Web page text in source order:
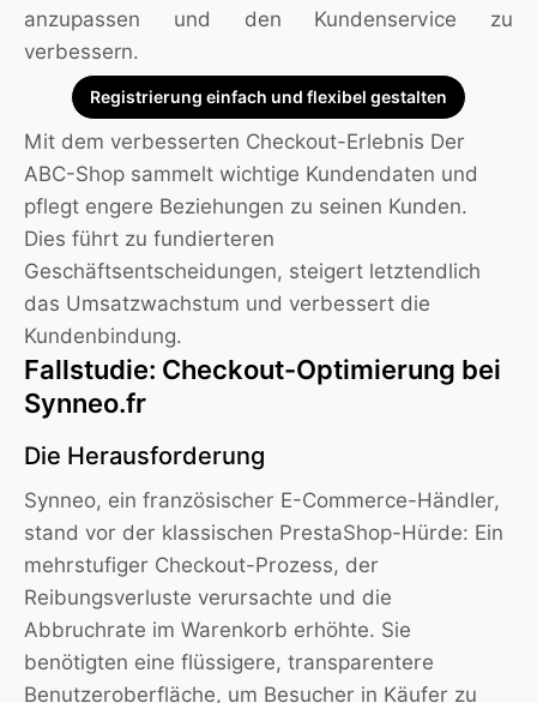
anzupassen und den Kundenservice zu
verbessern.
Registrierung einfach und flexibel gestalten
Mit dem verbesserten Checkout-Erlebnis Der
ABC-Shop sammelt wichtige Kundendaten und
pflegt engere Beziehungen zu seinen Kunden.
Dies führt zu fundierteren
Geschäftsentscheidungen, steigert letztendlich
das Umsatzwachstum und verbessert die
Kundenbindung.
Fallstudie: Checkout-Optimierung bei
Synneo.fr
Die Herausforderung
Synneo, ein französischer E-Commerce-Händler,
stand vor der klassischen PrestaShop-Hürde: Ein
mehrstufiger Checkout-Prozess, der
Reibungsverluste verursachte und die
Abbruchrate im Warenkorb erhöhte. Sie
benötigten eine flüssigere, transparentere
Benutzeroberfläche, um Besucher in Käufer zu